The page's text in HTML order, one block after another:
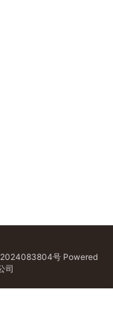
号Powered
司